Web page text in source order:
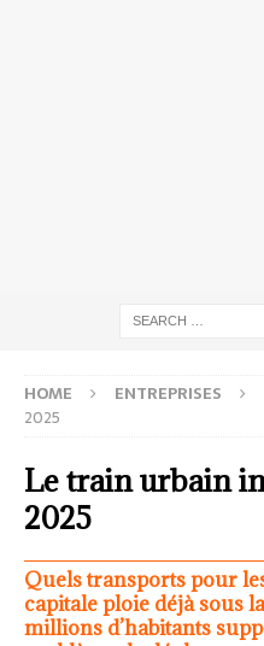
HOME ENTREPRISES
2025
Le train urbain
2025
Quels transports pour
capitale ploie déjà sous
millions d’habitants